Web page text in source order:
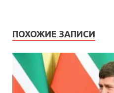
ПОХОЖИЕ ЗАПИСИ